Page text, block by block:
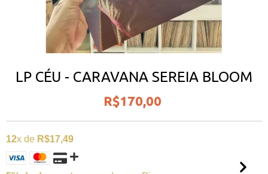
LP CÉU - CARAVANA SEREIA BLOOM
R$170,00
12x de R$17,49